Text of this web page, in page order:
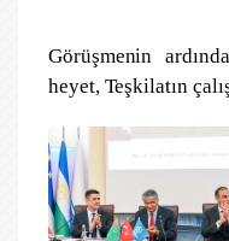
Görüşmenin
heyet, Teşkilatın